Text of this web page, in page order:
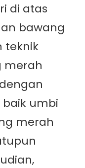
di atas
bawang
teknik
merah
umbi
merah